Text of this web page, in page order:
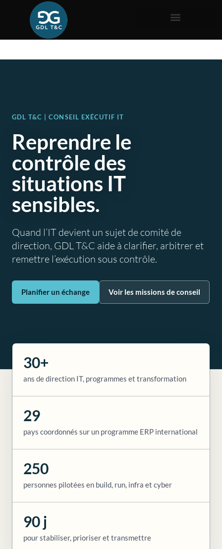
GDL T&C | CONSEIL EXÉCUTIF IT
Reprendre le
contrôle des
situations IT
sensibles.
Quand l’IT devient un sujet de comité de
direction, GDL T&C aide à clarifier, arbitrer et
remettre l’exécution sous contrôle.
Planifier un échange Voir les missions de conseil
30+
ans de direction IT, programmes et transformation
29
pays coordonnés sur un programme ERP international
250
personnes pilotées en build, run, infra et cyber
90 j
pour stabiliser, prioriser et transmettre